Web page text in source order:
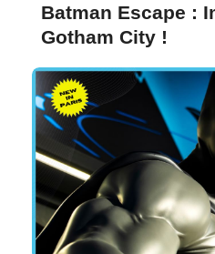
Batman Escape :
Gotham City !